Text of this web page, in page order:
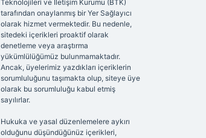
Teknolojileri ve İletişim Kurumu (BTK)
tarafından onaylanmış bir Yer Sağlayıcı
olarak hizmet vermektedir. Bu nedenle,
sitedeki içerikleri proaktif olarak
denetleme veya araştırma
yükümlülüğümüz bulunmamaktadır.
Ancak, üyelerimiz yazdıkları içeriklerin
sorumluluğunu taşımakta olup, siteye üye
olarak bu sorumluluğu kabul etmiş
sayılırlar.
Hukuka ve yasal düzenlemelere aykırı
olduğunu düşündüğünüz içerikleri,